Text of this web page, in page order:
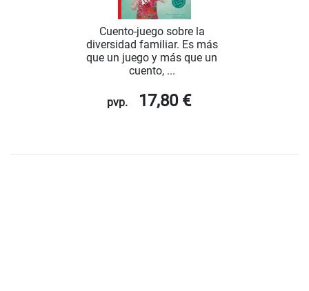
Cuento-juego sobre la
diversidad familiar. Es más
que un juego y más que un
cuento, ...
pvp. 17,80 €